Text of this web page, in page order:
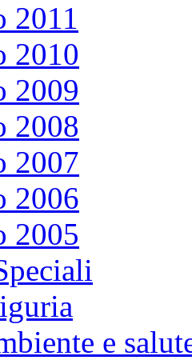
2011
2010
2009
2008
2007
2006
2005
e